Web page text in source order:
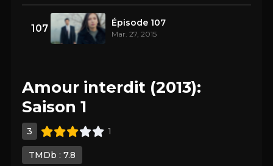
107 Épisode 107
Mar. 27, 2015
Amour interdit (2013):
Saison 1
3 1
TMDb : 7.8